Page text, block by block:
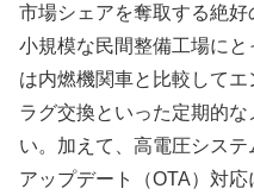
市場シェアを奪取する絶
小規模な民間整備工場に
は内燃機関車と比較して
ラグ交換といった定期的
い。加えて、高電圧シス
アップデート（OTA）対